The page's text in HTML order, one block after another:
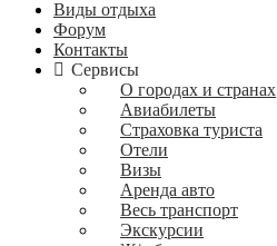
Виды отдыха
Форум
Контакты
Сервисы
О городах и странах
Авиабилеты
Страховка туриста
Отели
Визы
Аренда авто
Весь транспорт
Экскурсии